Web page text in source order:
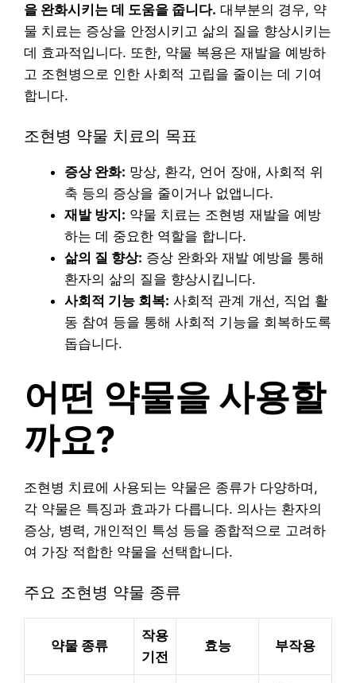
을 완화시키는 데 도움을 줍니다. 대부분의 경우, 약
물 치료는 증상을 안정시키고 삶의 질을 향상시키는
데 효과적입니다. 또한, 약물 복용은 재발을 예방하
고 조현병으로 인한 사회적 고립을 줄이는 데 기여
합니다.
조현병 약물 치료의 목표
증상 완화: 망상, 환각, 언어 장애, 사회적 위
축 등의 증상을 줄이거나 없앱니다.
재발 방지: 약물 치료는 조현병 재발을 예방
하는 데 중요한 역할을 합니다.
삶의 질 향상: 증상 완화와 재발 예방을 통해
환자의 삶의 질을 향상시킵니다.
사회적 기능 회복: 사회적 관계 개선, 직업 활
동 참여 등을 통해 사회적 기능을 회복하도록
돕습니다.
어떤 약물을 사용할
까요?
조현병 치료에 사용되는 약물은 종류가 다양하며,
각 약물은 특징과 효과가 다릅니다. 의사는 환자의
증상, 병력, 개인적인 특성 등을 종합적으로 고려하
여 가장 적합한 약물을 선택합니다.
주요 조현병 약물 종류
약물 종류
작용
기전
효능 부작용